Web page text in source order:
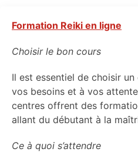
Formation Reiki en ligne
Choisir le bon cours
Il est essentiel de choisir
vos besoins et à vos
centres offrent des
allant du débutant à la
Ce à quoi s’attendre